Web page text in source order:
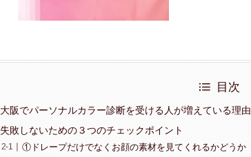
目次
大阪でパーソナルカラー診断を受ける人が増えている理由
失敗しないための３つのチェックポイント
①ドレープだけでなくお顔の素材を見てくれるかどうか